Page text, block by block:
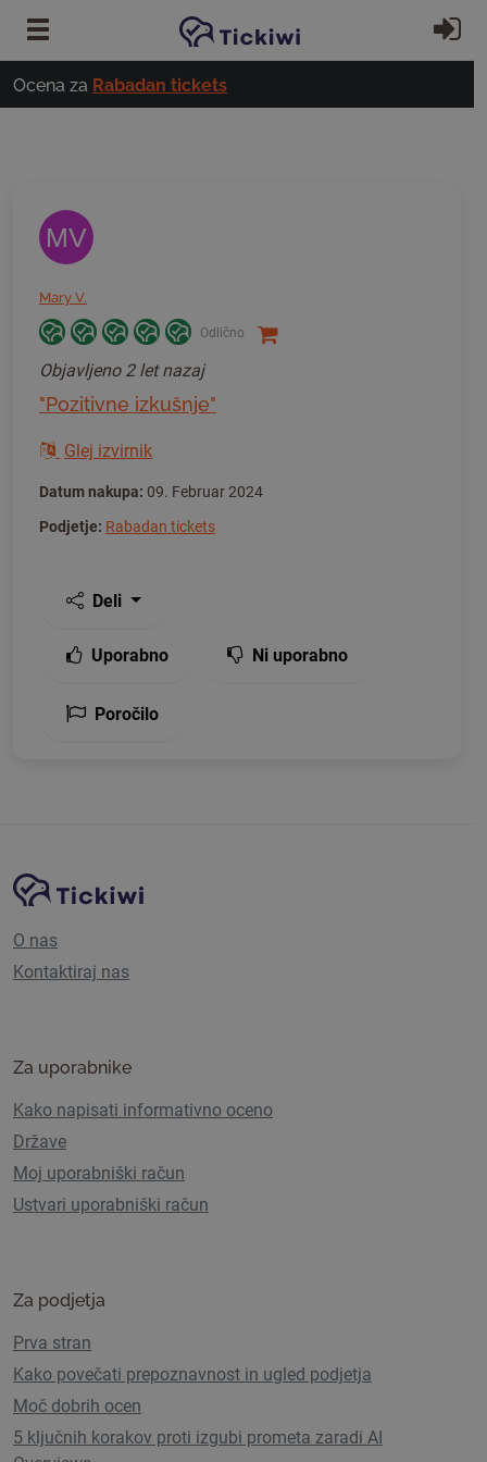
Preskoči na glavno vsebino
Ocena za Rabadan tickets
MV
Mary V.
Odlično
Objavljeno 2 let nazaj
"Pozitivne izkušnje"
Glej izvirnik
Datum nakupa: 09. Februar 2024
Podjetje: Rabadan tickets
Deli
Uporabno Ni uporabno
Poročilo
Navigacija spletnega mesta
Platforma Tickiwi
O nas
Kontaktiraj nas
Za uporabnike
Kako napisati informativno oceno
Države
Moj uporabniški račun
Ustvari uporabniški račun
Za podjetja
Prva stran
Kako povečati prepoznavnost in ugled podjetja
Moč dobrih ocen
5 ključnih korakov proti izgubi prometa zaradi AI